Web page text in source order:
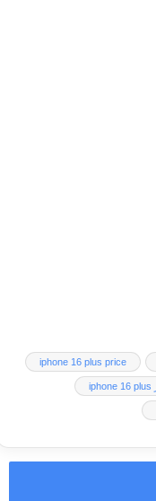
iphone 16 plus price